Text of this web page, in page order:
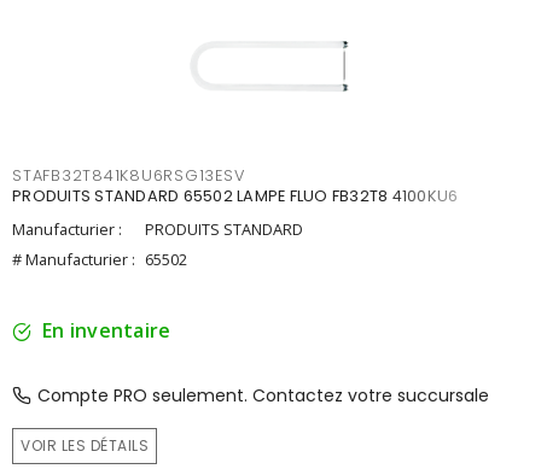
STAFB32T841K8U6RSG13ESV
PRODUITS STANDARD 65502 LAMPE FLUO FB32T8 4100KU6
Manufacturier :
PRODUITS STANDARD
# Manufacturier : 65502
En inventaire
Compte PRO seulement. Contactez votre succursale
VOIR LES DÉTAILS